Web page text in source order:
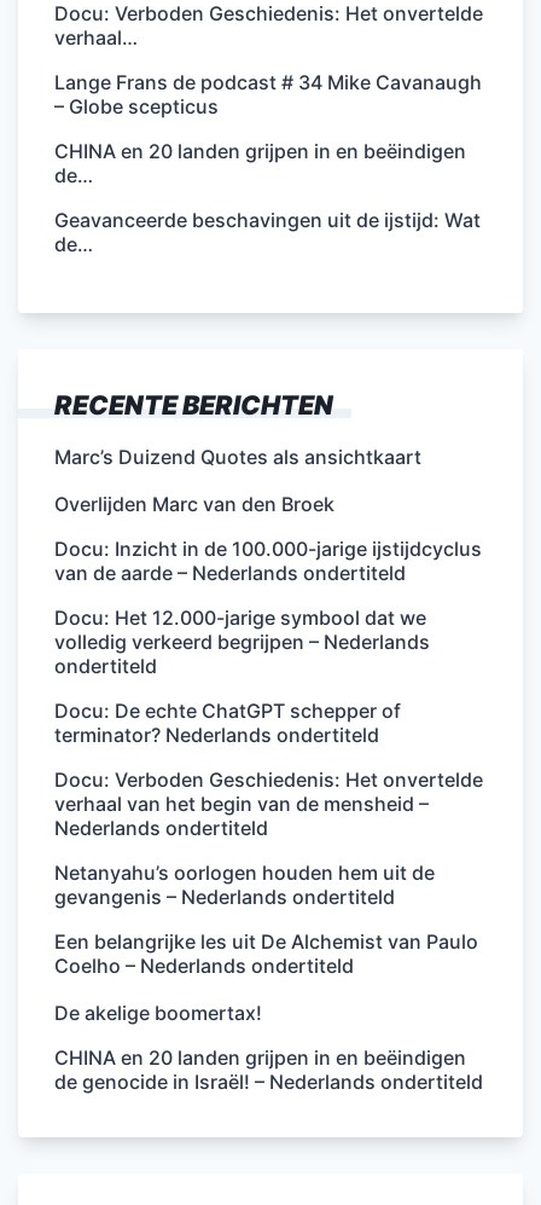
Docu: Verboden Geschiedenis: Het onvertelde
verhaal…
Lange Frans de podcast # 34 Mike Cavanaugh
– Globe scepticus
CHINA en 20 landen grijpen in en beëindigen
de…
Geavanceerde beschavingen uit de ijstijd: Wat
de…
RECENTE BERICHTEN
Marc’s Duizend Quotes als ansichtkaart
Overlijden Marc van den Broek
Docu: Inzicht in de 100.000-jarige ijstijdcyclus
van de aarde – Nederlands ondertiteld
Docu: Het 12.000-jarige symbool dat we
volledig verkeerd begrijpen – Nederlands
ondertiteld
Docu: De echte ChatGPT schepper of
terminator? Nederlands ondertiteld
Docu: Verboden Geschiedenis: Het onvertelde
verhaal van het begin van de mensheid –
Nederlands ondertiteld
Netanyahu’s oorlogen houden hem uit de
gevangenis – Nederlands ondertiteld
Een belangrijke les uit De Alchemist van Paulo
Coelho – Nederlands ondertiteld
De akelige boomertax!
CHINA en 20 landen grijpen in en beëindigen
de genocide in Israël! – Nederlands ondertiteld